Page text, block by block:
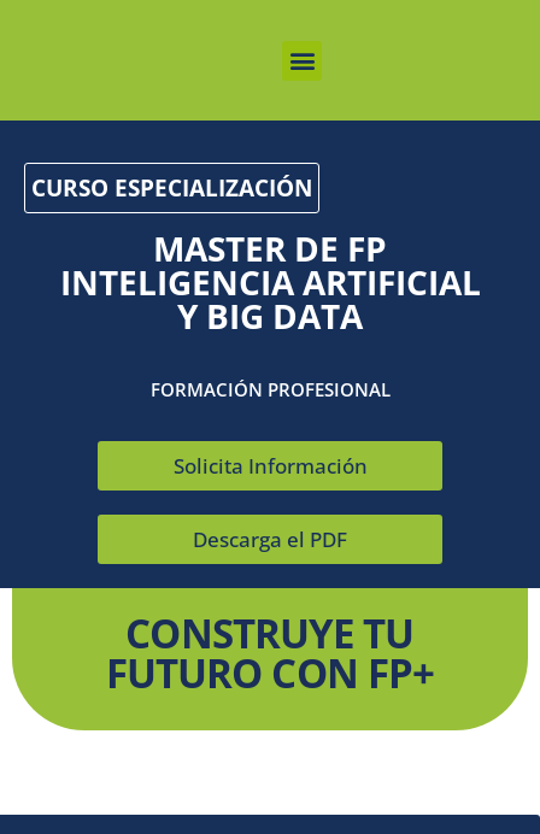
CURSO ESPECIALIZACIÓN
MASTER DE FP
INTELIGENCIA ARTIFICIAL
Y BIG DATA
FORMACIÓN PROFESIONAL
Solicita Información
Descarga el PDF
CONSTRUYE TU
FUTURO CON FP+